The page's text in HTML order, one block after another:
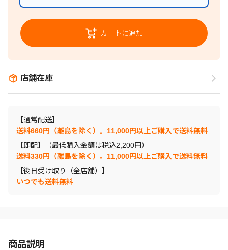
カートに追加
店舗在庫
【通常配送】
送料660円（離島を除く）。11,000円以上ご購入で送料無料
【即配】（最低購入金額は税込2,200円）
送料330円（離島を除く）。11,000円以上ご購入で送料無料
【後日受け取り（全店舗）】
いつでも送料無料
商品説明